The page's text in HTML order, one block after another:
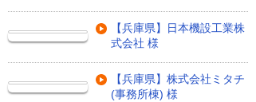
【兵庫県】日本機設工業株
式会社 様
【兵庫県】株式会社ミタチ
(事務所棟) 様